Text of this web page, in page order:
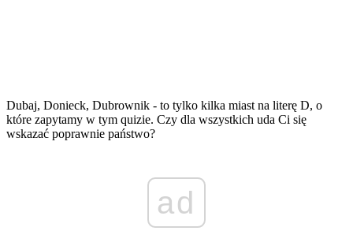
Dubaj, Donieck, Dubrownik - to tylko kilka miast na literę D, o
które zapytamy w tym quizie. Czy dla wszystkich uda Ci się
wskazać poprawnie państwo?
ad